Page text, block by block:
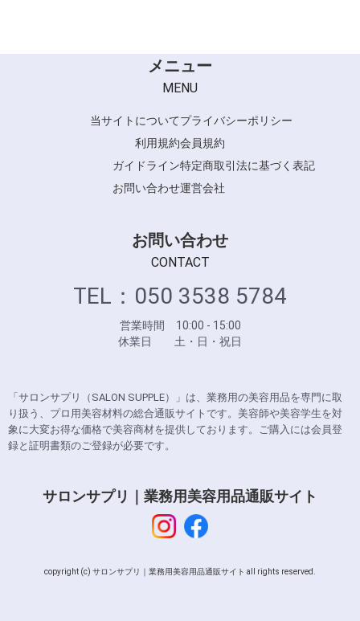
メニュー
MENU
当サイトについてプライバシーポリシー
利用規約会員規約
ガイドライン特定商取引法に基づく表記
お問い合わせ運営会社
お問い合わせ
CONTACT
TEL：050 3538 5784
営業時間 10:00 - 15:00
休業日 土・日・祝日
「サロンサプリ（SALON SUPPLE）」は、業務用の美容用品を専門に取
り扱う、プロ用美容材料の総合通販サイトです。美容師や美容学生を対
象に大変お得な価格で美容商材を提供しております。ご購入には会員登
録と証明書類のご登録が必要です。
サロンサプリ｜業務用美容用品通販サイト
copyright (c) サロンサプリ｜業務用美容用品通販サイト all rights reserved.